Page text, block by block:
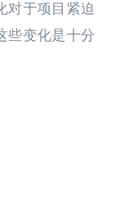
对于项目紧迫
些变化是十分